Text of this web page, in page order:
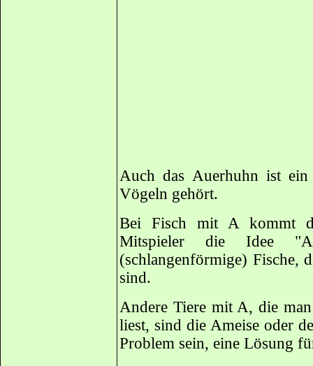
Auch das Auerhuhn ist
Vögeln gehört.
Bei Fisch mit A kommt
Mitspieler die Idee
(schlangenförmige) Fische,
sind.
Andere Tiere mit A, die
liest, sind die Ameise oder
Problem sein, eine Lösung